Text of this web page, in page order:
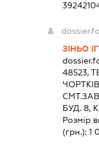
ЗІНЬО
48523,
БУД. 8,
Розмір
(грн.):1